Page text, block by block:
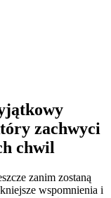
zachwyci
chwil
zanim zostaną
wspomnienia i